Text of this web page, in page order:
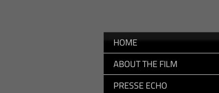
HOME
ABOUT THE FILM
PRESSE ECHO